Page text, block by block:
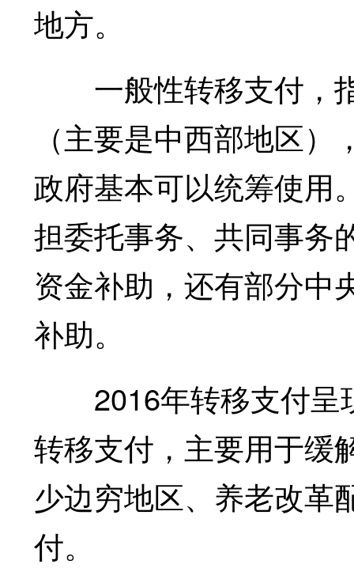
地方。
一般性转移支付，
（主要是中西部地区
政府基本可以统筹使用
担委托事务、共同事务
资金补助，还有部分中
补助。
2016年转移支付呈
转移支付，主要用于缓
少边穷地区、养老改革
付。